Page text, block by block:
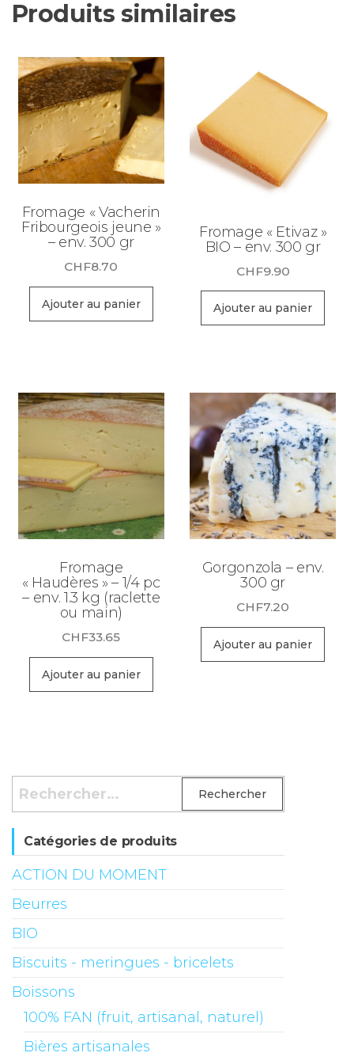
Produits similaires
Fromage « Vacherin
Fribourgeois jeune »
– env. 300 gr
CHF8.70
Ajouter au panier
Fromage « Etivaz »
BIO – env. 300 gr
CHF9.90
Ajouter au panier
Fromage
« Haudères » – 1/4 pc
– env. 1.3 kg (raclette
ou main)
CHF33.65
Ajouter au panier
Gorgonzola – env.
300 gr
CHF7.20
Ajouter au panier
Rechercher :
Catégories de produits
ACTION DU MOMENT
Beurres
BIO
Biscuits - meringues - bricelets
Boissons
100% FAN (fruit, artisanal, naturel)
Bières artisanales